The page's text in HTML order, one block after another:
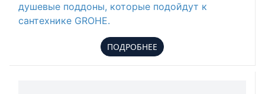
душевые поддоны, которые подойдут к
сантехнике GROHE.
ПОДРОБНЕЕ